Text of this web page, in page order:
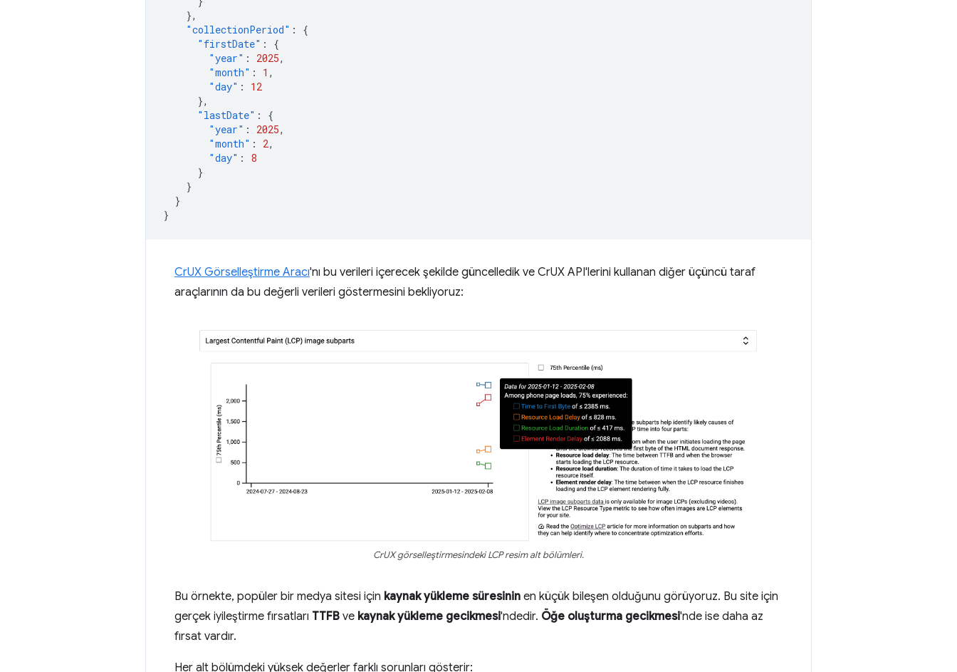
},
"collectionPeriod" :
{
"firstDate" :
{
"year" : 2025,
"month" : 1 ,
"day" :
12
},
"lastDate" :
{
"year" : 2025,
"month" : 2,
"day" :
8
}
}
}
}
CrUX Görselleştirme Aracı'nı bu verileri içerecek şekilde güncelledik ve CrUX API'lerini kullanan diğer üçüncü taraf
araçlarının da bu değerli verileri göstermesini bekliyoruz:
CrUX görselleştirmesindeki LCP resim alt bölümleri.
Bu örnekte, popüler bir medya sitesi için kaynak yükleme süresinin en küçük bileşen olduğunu görüyoruz. Bu site için
gerçek iyileştirme fırsatları TTFB ve kaynak yükleme gecikmesi'ndedir. Öğe oluşturma gecikmesi'nde ise daha az
fırsat vardır.
Her alt bölümdeki yüksek değerler farklı sorunları gösterir: